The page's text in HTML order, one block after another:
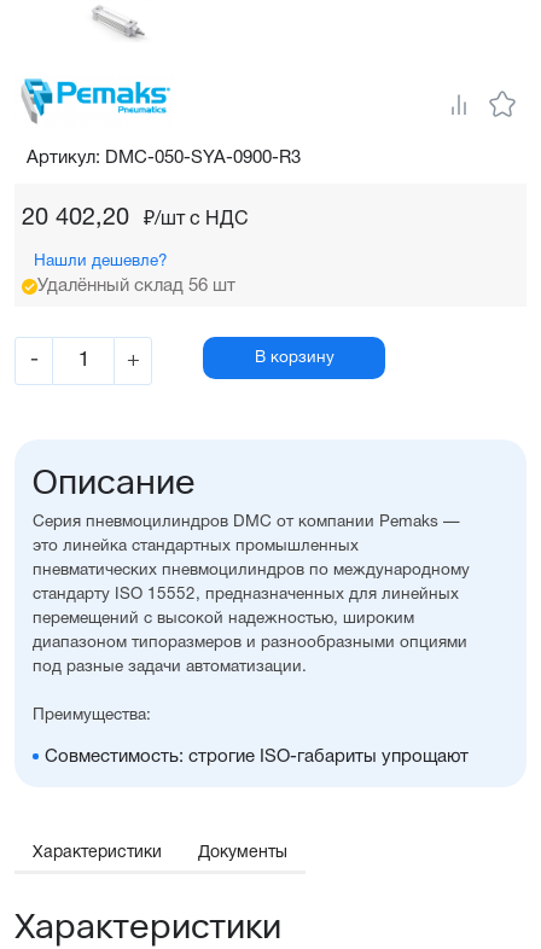
20 402,20 ₽/шт c НДС
Нашли дешевле?
Удалённый склад 56 шт
- + В корзину
Артикул: DMC-050-SYA-0900-R3
Описание
Серия пневмоцилиндров DMC от компании Pemaks —
это линейка стандартных промышленных
пневматических пневмоцилиндров по международному
стандарту ISO 15552, предназначенных для линейных
перемещений с высокой надежностью, широким
диапазоном типоразмеров и разнообразными опциями
под разные задачи автоматизации.
Преимущества:
Совместимость: строгие ISO-габариты упрощают
возможность изготовления с нестандартными
Доступность: сбалансированное соотношение
Характеристики Документы
Характеристики